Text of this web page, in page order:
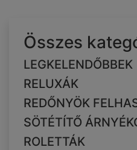
Összes
LEGKELENDŐBBEK
RELUXÁK
REDŐNYÖK
SÖTÉTÍTŐ
ROLETTÁK